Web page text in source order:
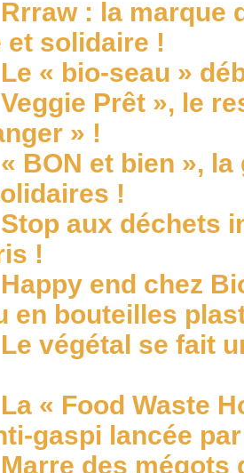
Rrraw : la marque
et solidaire !
Le « bio-seau »
Veggie Prêt », le
» !
« BON et bien »,
!
Stop aux déchets
!
Happy end chez
en bouteilles
Le végétal se fait
La « Food Waste
gaspi lancée
Marre des mégots